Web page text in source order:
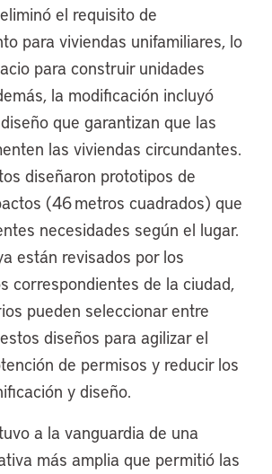
el requisito de
para viviendas unifamiliares, lo
para construir unidades
la modificación incluyó
que garantizan que las
las viviendas circundantes.
diseñaron prototipos de
(46 metros cuadrados) que
necesidades según el lugar.
están revisados por los
correspondientes de la ciudad,
pueden seleccionar entre
diseños para agilizar el
de permisos y reducir los
y diseño.
a la vanguardia de una
más amplia que permitió las